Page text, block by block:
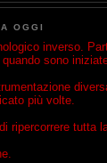
OGGI
inverso.
sono
più volte.
ripercorrere tutta